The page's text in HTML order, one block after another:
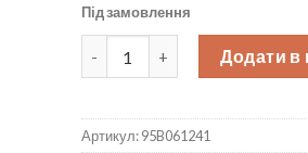
Під замовлення
Індуктивний датчик M12,
Додати в
Артикул:95B061241